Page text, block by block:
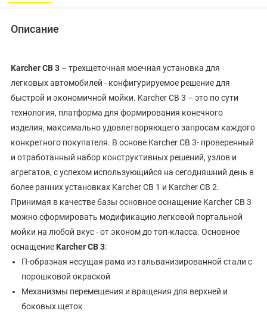
Описание
Karcher CB 3 – трехщеточная моечная установка для
легковых автомобилей - конфигурируемое решение для
быстрой и экономичной мойки. Karcher CB 3 – это по сути
технология, платформа для формирования конечного
изделия, максимально удовлетворяющего запросам каждого
конкретного покупателя. В основе Karcher CB 3- проверенный
и отработанный набор конструктивных решений, узлов и
агрегатов, с успехом использующийся на сегодняшний день в
более ранних установках Karcher CB 1 и Karcher CB 2.
Принимая в качестве базы основное оснащение Karcher CB 3
можно сформировать модификацию легковой портальной
мойки на любой вкус - от эконом до топ-класса. Основное
оснащение Karcher CB 3:
П-образная несущая рама из гальванизированной стали с
порошковой окраской
Механизмы перемещения и вращения для верхней и
боковых щеток